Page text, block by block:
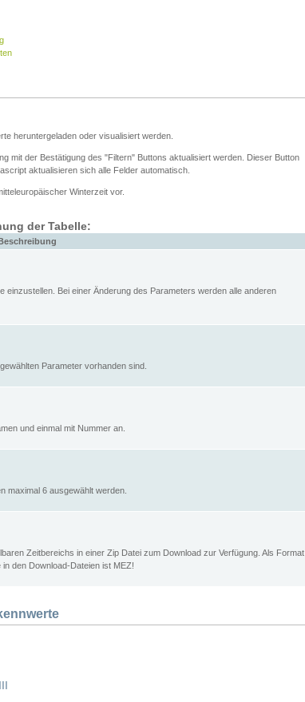
heruntergeladen oder visualisiert werden.
mit der Bestätigung des "Filtern" Buttons aktualisiert werden. Dieser Button
aktualisieren sich alle Felder automatisch.
Winterzeit vor.
der Tabelle:
Bei einer Änderung des Parameters werden alle anderen
Parameter vorhanden sind.
und einmal mit Nummer an.
maximal 6 ausgewählt werden.
Zeitbereichs in einer Zip Datei zum Download zur Verfügung. Als Format
den Download-Dateien ist MEZ!